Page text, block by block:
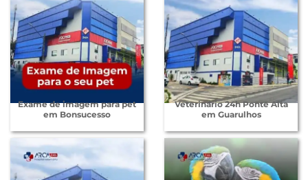
Exame de imagem para pet
em Bonsucesso
Veterinário 24h Ponte Alta
em Guarulhos